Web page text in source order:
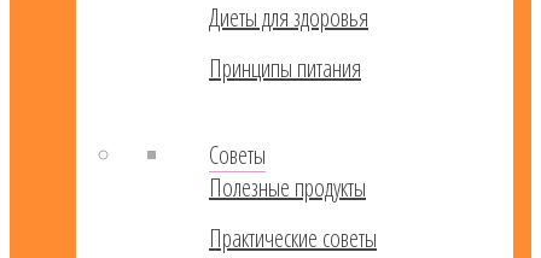
Диеты для здоровья
Принципы питания
Советы
Полезные продукты
Практические советы